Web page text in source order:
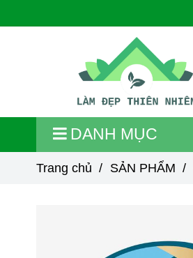
DANH MỤC
Trang chủ / SẢN PHẨM /